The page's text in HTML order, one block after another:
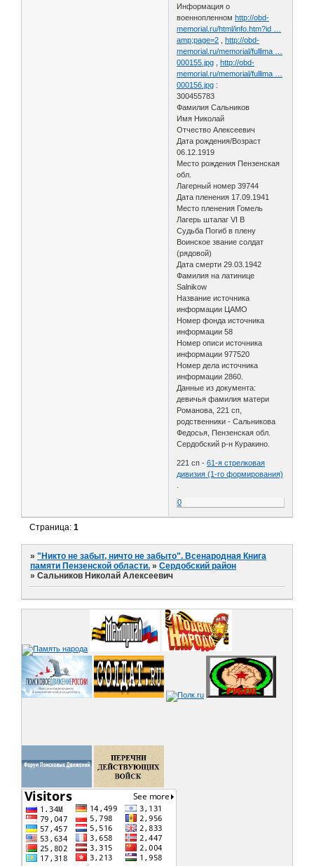
Информация о
военнопленномhttp://obd-
memorial.ru/html/info.htm?id …
amp;page=2 ,http://obd-
memorial.ru/memorial/fullima …
000155.jpg ,http://obd-
memorial.ru/memorial/fullima …
000156.jpg :
300455783
Фамилия Сальников
Имя Николай
Отчество Алексеевич
Дата рождения/Возраст
06.12.1919
Место рождения Пензенская
обл.
Лагерный номер 39744
Дата пленения 17.09.1941
Место пленения Гомель
Лагерь шталаг VI B
Судьба Погиб в плену
Воинское звание солдат
(рядовой)
Дата смерти 29.03.1942
Фамилия на латинице
Salnikow
Название источника
информации ЦАМО
Номер фонда источника
информации 58
Номер описи источника
информации 977520
Номер дела источника
информации 2860.
Данные из документа:
девичья фамилия матери
Романова, 221 сп,
родственники - Сальникова
Федосья, Пензенская обл.
Сердобский р-н Куракино.
221 сп -61-я стрелковая
дивизия (1-го формирования)
0
Страница:1
»"Никто не забыт, ничто не забыто". Всенародная Книга
памяти Пензенской области. »Сердобский район
»Сальников Николай Алексеевич